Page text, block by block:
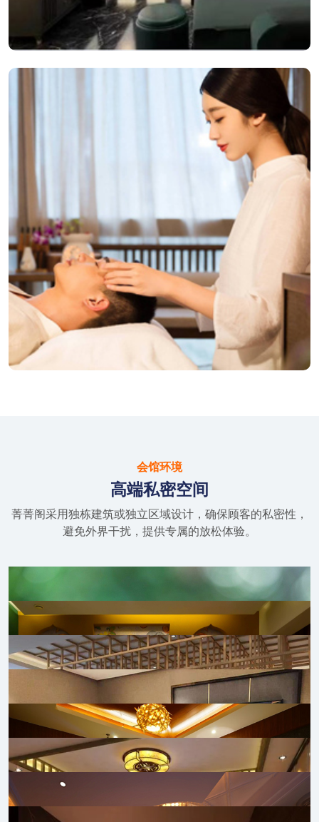
会馆环境
高端私密空间
菁菁阁采用独栋建筑或独立区域设计，确保顾客的私密性，
避免外界干扰，提供专属的放松体验。